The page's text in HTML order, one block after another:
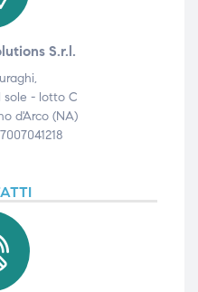
S.r.l.
sole - lotto C
d'Arco (NA)